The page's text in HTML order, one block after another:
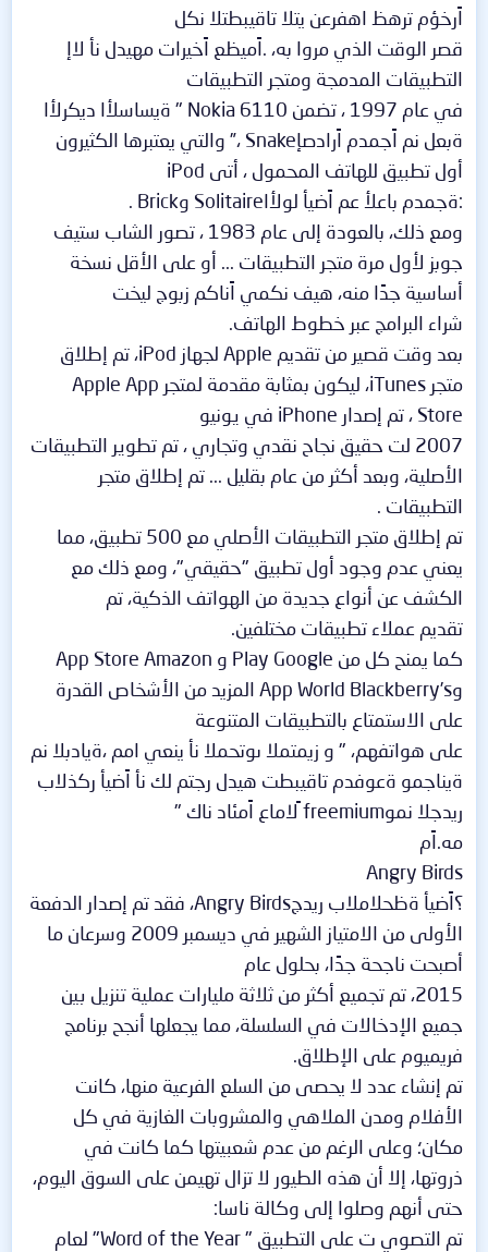
اًرخؤم ترهظ اهفرعن يتلا تاقيبطتلا نكل
قصر الوقت الذي مروا به، .اًميظع اًخيرات مهيدل نأ لاإ
التطبيقات المدمجة ومتجر التطبيقات
في عام 1997 ، تضمن Nokia 6110 " ةيساسلأا ديكرلأا
ةبعل نم اًجمدم اًرادصإSnake ،” والتي يعتبرها الكثيرون
أول تطبيق للهاتف المحمول ، أتى iPod
:ةجمدم باعلأ عم اًضيأ لولأاSolitaire وBrick .
ومع ذلك، بالعودة إلى عام 1983 ، تصور الشاب ستيف
جوبز لأول مرة متجر التطبيقات ... أو على الأقل نسخة
أساسية جدًا منه، هيف نكمي اًناكم زبوج ليخت
شراء البرامج عبر خطوط الهاتف.
بعد وقت قصير من تقديم Apple لجهاز iPod، تم إطلاق
متجر iTunes، ليكون بمثابة مقدمة لمتجر Apple App
Store ، تم إصدار iPhone في يونيو
2007 لت حقيق نجاح نقدي وتجاري ، تم تطوير التطبيقات
الأصلية، وبعد أكثر من عام بقليل ... تم إطلاق متجر
التطبيقات .
تم إطلاق متجر التطبيقات الأصلي مع 500 تطبيق، مما
يعني عدم وجود أول تطبيق "حقيقي"، ومع ذلك مع
الكشف عن أنواع جديدة من الهواتف الذكية، تم
تقديم عملاء تطبيقات مختلفين.
كما يمنح كل من Play Google و App Store Amazon
وApp World Blackberry’s المزيد من الأشخاص القدرة
على الاستمتاع بالتطبيقات المتنوعة
على هواتفهم، " و زيمتملا ىوتحملا نأ ينعي امم ،ةيادبلا نم
ةيناجمو ةعوفدم تاقيبطت هيدل رجتم لك نأ اًضيأ ركذلاب
ريدجلا نموfreemium ًلاماع اًمئاد ناك "
مه.اًم
Angry Birds
؟اًضيأ ةظحلاملاب ريدجAngry Birds، فقد تم إصدار الدفعة
الأولى من الامتياز الشهير في ديسمبر 2009 وسرعان ما
أصبحت ناجحة جدًا، بحلول عام
2015، تم تجميع أكثر من ثلاثة مليارات عملية تنزيل بين
جميع الإدخالات في السلسلة، مما يجعلها أنجح برنامج
فريميوم على الإطلاق.
تم إنشاء عدد لا يحصى من السلع الفرعية منها، كانت
الأفلام ومدن الملاهي والمشروبات الغازية في كل
مكان؛ وعلى الرغم من عدم شعبيتها كما كانت في
ذروتها، إلا أن هذه الطيور لا تزال تهيمن على السوق اليوم،
حتى أنهم وصلوا إلى وكالة ناسا:
تم التصوي ت على التطبيق " Word of the Year" لعام